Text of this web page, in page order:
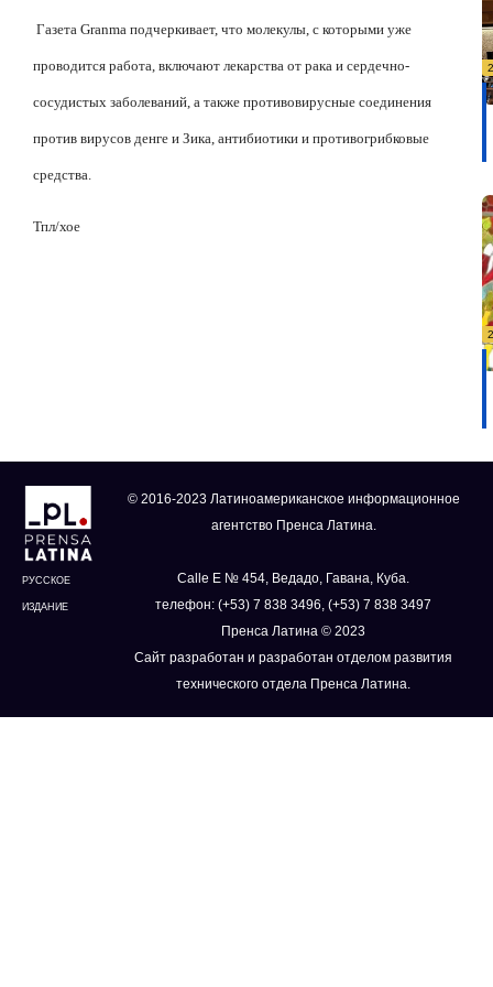
Газета Granma подчеркивает, что молекулы, с которыми уже
проводится работа, включают лекарства от рака и сердечно-
сосудистых заболеваний, а также противовирусные соединения
против вирусов денге и Зика, антибиотики и противогрибковые
средства.
Тпл/хое
РУССКОЕ
ИЗДАНИЕ
© 2016-2023 Латиноамериканское информационное
агентство Пренса Латина.
Calle E № 454, Ведадо, Гавана, Куба.
телефон: (+53) 7 838 3496, (+53) 7 838 3497
Пренса Латина © 2023
Сайт разработан и разработан отделом развития
технического отдела Пренса Латина.